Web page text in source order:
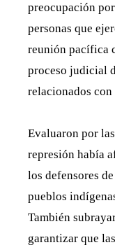
preocupación
personas que
reunión pacífica
proceso judicial
relacionados
Evaluaron por
represión había
los defensores
pueblos
También
garantizar que